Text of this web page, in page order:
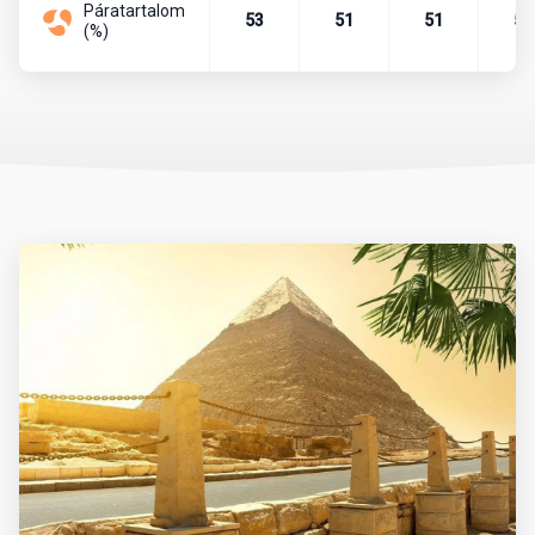
Az időjárás tekintetében októbertől áprilisig tart a legideálisabb
eltérő dátumra esik. Ez alatt sok étterem és üzlet napközben
Mit érdemes magunkkal vinni?
Az utazás során praktikus a könnyű, világos színű, jól szellőző
ruházat. A strandoláshoz napvédő krém (magas faktorszámú),
napszemüveg, kalap, strandpapucs ajánlott. A városnézésekhez
és kirándulásokhoz zárt cipő és hosszú nadrág, illetve vállat
takaró felső javasolt, különösen a vallási helyszíneken vagy
Páratartalom
(%)
53 51 51 52